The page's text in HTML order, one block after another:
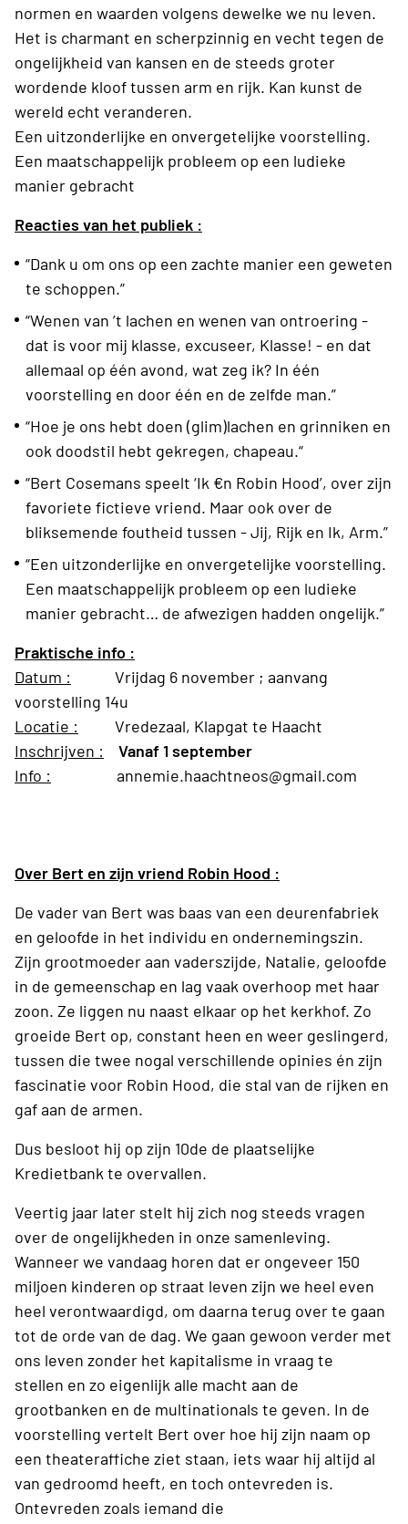
normen en waarden volgens dewelke we nu leven.
Het is charmant en scherpzinnig en vecht tegen de
ongelijkheid van kansen en de steeds groter
wordende kloof tussen arm en rijk. Kan kunst de
wereld echt veranderen.
Een uitzonderlijke en onvergetelijke voorstelling.
Een maatschappelijk probleem op een ludieke
manier gebracht
Reacties van het publiek :
“Dank u om ons op een zachte manier een geweten
te schoppen.”
“Wenen van ’t lachen en wenen van ontroering -
dat is voor mij klasse, excuseer, Klasse! - en dat
allemaal op één avond, wat zeg ik? In één
voorstelling en door één en de zelfde man.”
“Hoe je ons hebt doen (glim)lachen en grinniken en
ook doodstil hebt gekregen, chapeau.“
“Bert Cosemans speelt ‘Ik €n Robin Hood’, over zijn
favoriete fictieve vriend. Maar ook over de
bliksemende foutheid tussen - Jij, Rijk en Ik, Arm.”
“Een uitzonderlijke en onvergetelijke voorstelling.
Een maatschappelijk probleem op een ludieke
manier gebracht… de afwezigen hadden ongelijk.”
Praktische info :
Datum : Vrijdag 6 november ; aanvang
voorstelling 14u
Locatie : Vredezaal, Klapgat te Haacht
Inschrijven :
Vanaf 1 september
Info : annemie.haachtneos@gmail.com
Over Bert en zijn vriend Robin Hood :
De vader van Bert was baas van een deurenfabriek
en geloofde in het individu en ondernemingszin.
Zijn grootmoeder aan vaderszijde, Natalie, geloofde
in de gemeenschap en lag vaak overhoop met haar
zoon. Ze liggen nu naast elkaar op het kerkhof. Zo
groeide Bert op, constant heen en weer geslingerd,
tussen die twee nogal verschillende opinies én zijn
fascinatie voor Robin Hood, die stal van de rijken en
gaf aan de armen.
Dus besloot hij op zijn 10de de plaatselijke
Kredietbank te overvallen.
Veertig jaar later stelt hij zich nog steeds vragen
over de ongelijkheden in onze samenleving.
Wanneer we vandaag horen dat er ongeveer 150
miljoen kinderen op straat leven zijn we heel even
heel verontwaardigd, om daarna terug over te gaan
tot de orde van de dag. We gaan gewoon verder met
ons leven zonder het kapitalisme in vraag te
stellen en zo eigenlijk alle macht aan de
grootbanken en de multinationals te geven. In de
voorstelling vertelt Bert over hoe hij zijn naam op
een theateraffiche ziet staan, iets waar hij altijd al
van gedroomd heeft, en toch ontevreden is.
Ontevreden zoals iemand die